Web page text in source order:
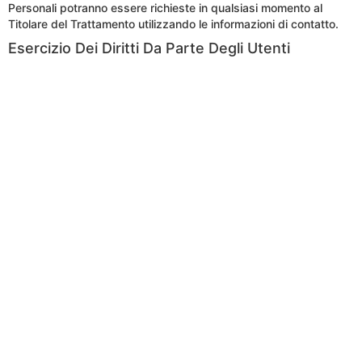
Personali potranno essere richieste in qualsiasi momento al
Titolare del Trattamento utilizzando le informazioni di contatto.
Esercizio Dei Diritti Da Parte Degli Utenti